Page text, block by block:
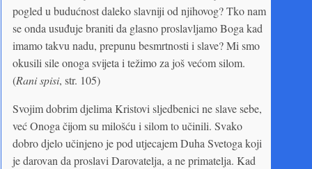
pogled u budućnost daleko slavniji od njihovog? Tko nam
se onda usuđuje braniti da glasno proslavljamo Boga kad
imamo takvu nadu, prepunu besmrtnosti i slave? Mi smo
okusili sile onoga svijeta i težimo za još većom silom.
(Rani spisi, str. 105)
Svojim dobrim djelima Kristovi sljedbenici ne slave sebe,
već Onoga čijom su milošću i silom to učinili. Svako
dobro djelo učinjeno je pod utjecajem Duha Svetoga koji
je darovan da proslavi Darovatelja, a ne primatelja. Kad